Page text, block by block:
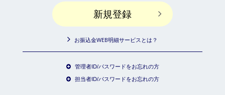
新規登録
お振込金WEB明細サービスとは？
管理者ID/パスワードをお忘れの方
担当者ID/パスワードをお忘れの方